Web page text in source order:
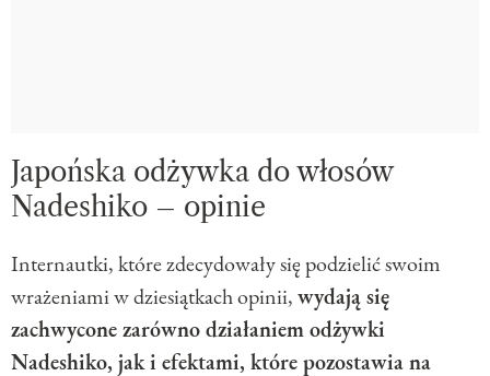
Japońska odżywka do włosów
Nadeshiko – opinie
Internautki, które zdecydowały się podzielić swoim
wrażeniami w dziesiątkach opinii,wydają się
zachwycone zarówno działaniem odżywki
Nadeshiko, jak i efektami, które pozostawia na